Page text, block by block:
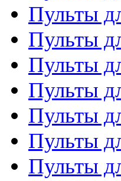
Пульты
Пульты
Пульты
Пульты
Пульты
Пульты
Пульты